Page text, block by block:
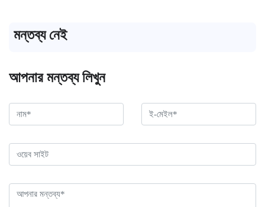
মন্তব্য নেই
আপনার মন্তব্য লিখুন